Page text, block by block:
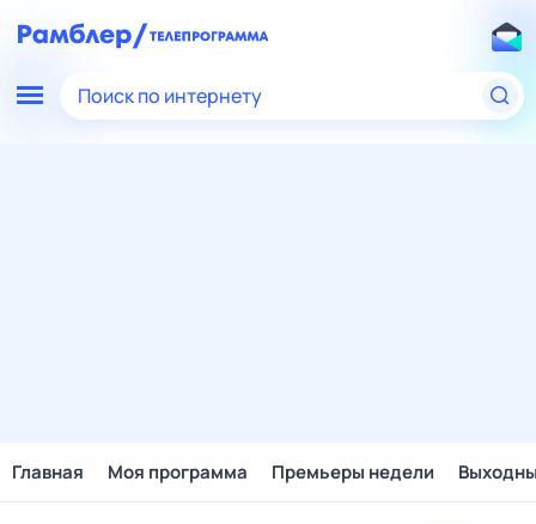
Поиск по интернету
Главная Моя программа Премьеры недели